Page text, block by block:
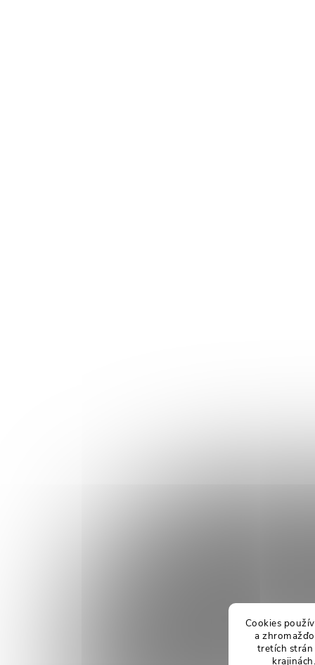
Cookies
a
tretích strán